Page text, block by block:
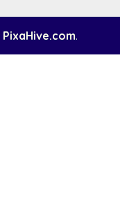
PixaHive.com.